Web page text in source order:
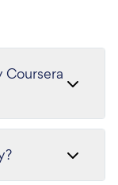
Coursera